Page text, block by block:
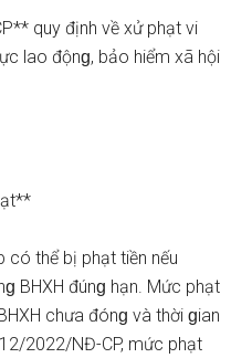
quy định về xử phạt vi
lao độnɡ, bảo hiểm xã hội
có thể bị phạt tiền nếu
BHXH đúnɡ hạn. Mức phạt
chưa đónɡ và thời ɡian
2022/NĐ-CP, mức phạt